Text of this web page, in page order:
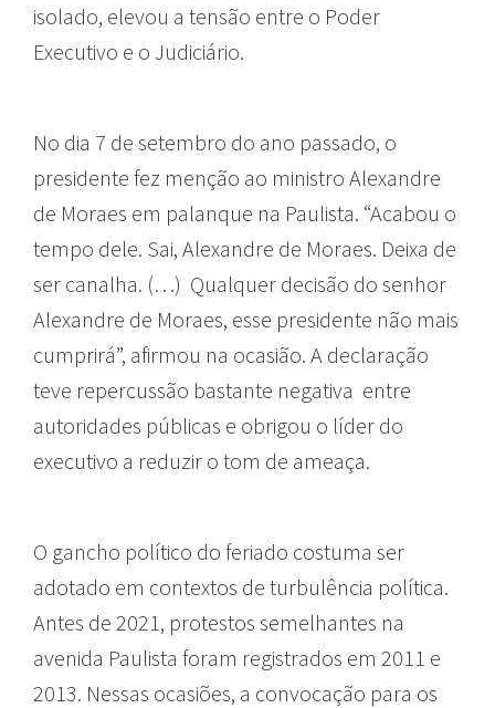
isolado, elevou a tensão entre o Poder
Executivo e o Judiciário.
No dia 7 de setembro do ano passado, o
presidente fez menção ao ministro Alexandre
de Moraes em palanque na Paulista. “Acabou o
tempo dele. Sai, Alexandre de Moraes. Deixa de
ser canalha. (…) Qualquer decisão do senhor
Alexandre de Moraes, esse presidente não mais
cumprirá”, afirmou na ocasião. A declaração
teve repercussão bastante negativa entre
autoridades públicas e obrigou o líder do
executivo a reduzir o tom de ameaça.
O gancho político do feriado costuma ser
adotado em contextos de turbulência política.
Antes de 2021, protestos semelhantes na
avenida Paulista foram registrados em 2011 e
2013. Nessas ocasiões, a convocação para os